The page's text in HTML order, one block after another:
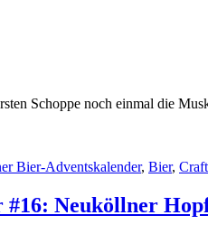
Schoppe noch einmal die
Bier-Adventskalender, Bier,
Neuköllner